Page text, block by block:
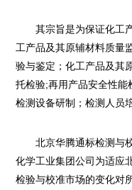
其宗旨是为保证化工
工产品及其原辅材料质量
验与鉴定；化工产品及其
托检验;再用产品安全性能
检测设备研制；检测人员
北京华腾通标检测与
化学工业集团公司为适应
检验与校准市场的变化对